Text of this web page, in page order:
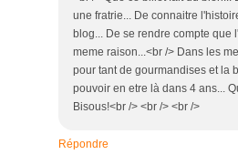
une fratrie... De connaitre
blog... De se rendre compte que
meme raison...<br /> Dans les
pour tant de gourmandises et la
pouvoir en etre là dans 4 ans...
Bisous!<br /> <br /> <br />
Répondre